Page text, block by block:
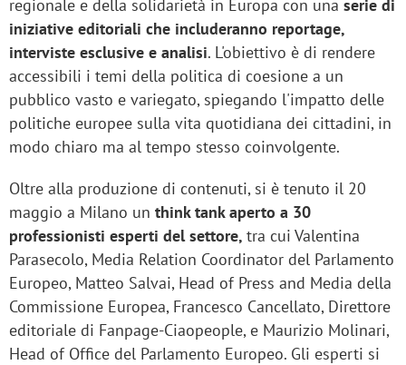
regionale e della solidarietà in Europa con una serie di
iniziative editoriali che includeranno reportage,
interviste esclusive e analisi. L'obiettivo è di rendere
accessibili i temi della politica di coesione a un
pubblico vasto e variegato, spiegando l'impatto delle
politiche europee sulla vita quotidiana dei cittadini, in
modo chiaro ma al tempo stesso coinvolgente.
Oltre alla produzione di contenuti, si è tenuto il 20
maggio a Milano un think tank aperto a 30
professionisti esperti del settore, tra cui Valentina
Parasecolo, Media Relation Coordinator del Parlamento
Europeo, Matteo Salvai, Head of Press and Media della
Commissione Europea, Francesco Cancellato, Direttore
editoriale di Fanpage-Ciaopeople, e Maurizio Molinari,
Head of Office del Parlamento Europeo. Gli esperti si